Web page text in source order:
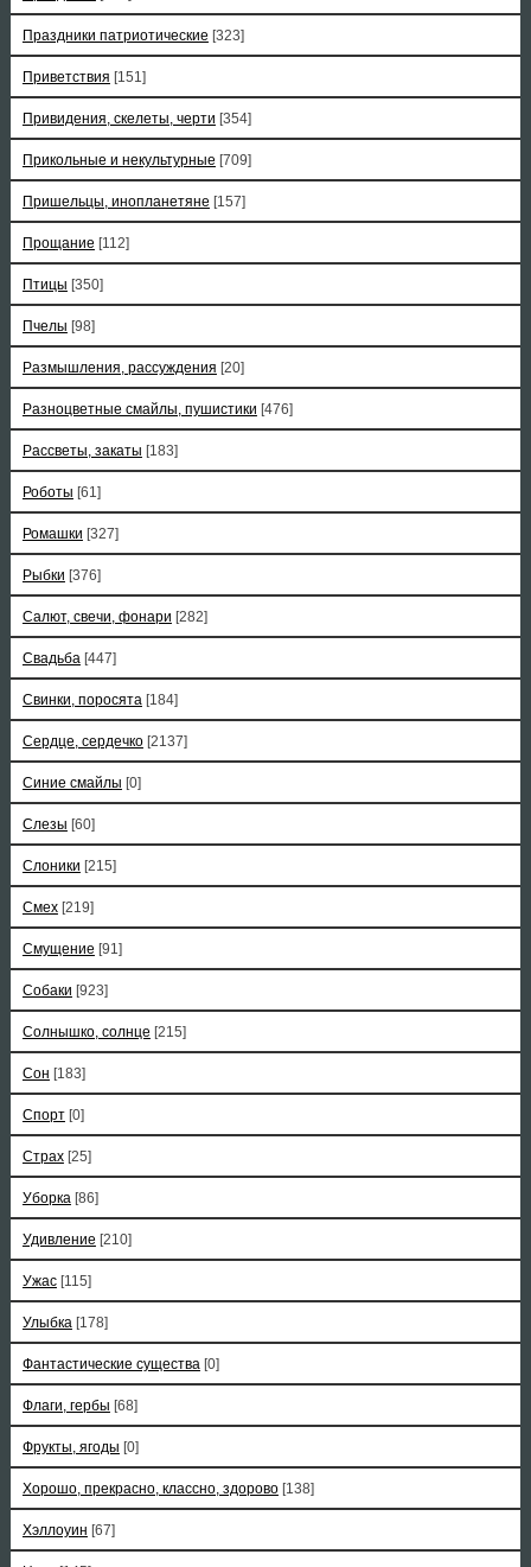
Праздники патриотические [323]
Приветствия [151]
Привидения, скелеты, черти [354]
Прикольные и некультурные [709]
Пришельцы, инопланетяне [157]
Прощание [112]
Птицы [350]
Пчелы [98]
Размышления, рассуждения [20]
Разноцветные смайлы, пушистики [476]
Рассветы, закаты [183]
Роботы [61]
Ромашки [327]
Рыбки [376]
Салют, свечи, фонари [282]
Свадьба [447]
Свинки, поросята [184]
Сердце, сердечко [2137]
Синие смайлы [0]
Слезы [60]
Слоники [215]
Смех [219]
Смущение [91]
Собаки [923]
Солнышко, солнце [215]
Сон [183]
Спорт [0]
Страх [25]
Уборка [86]
Удивление [210]
Ужас [115]
Улыбка [178]
Фантастические существа [0]
Флаги, гербы [68]
Фрукты, ягоды [0]
Хорошо, прекрасно, классно, здорово [138]
Хэллоуин [67]